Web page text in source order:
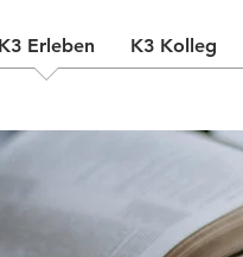
K3 Erleben K3 Kolleg